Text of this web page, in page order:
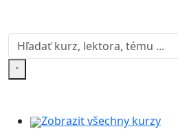
Zobrazit všechny kurzy